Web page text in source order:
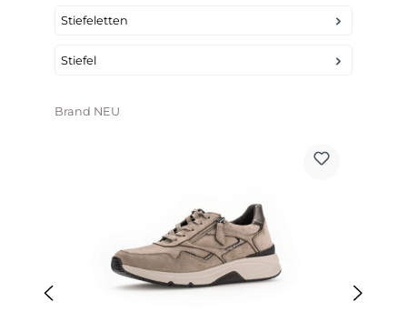
Stiefeletten
Stiefel
Produktgalerie überspringen
Brand NEU